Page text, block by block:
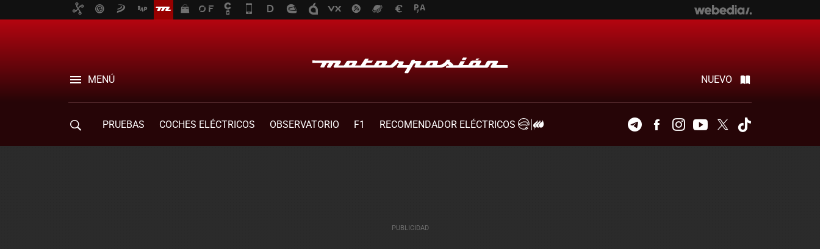
MENÚ NUEVO
PRUEBAS COCHES ELÉCTRICOS OBSERVATORIO F1
RECOMENDADOR ELÉCTRICOS
TelegramFacebookInstagramYoutubeTwitter